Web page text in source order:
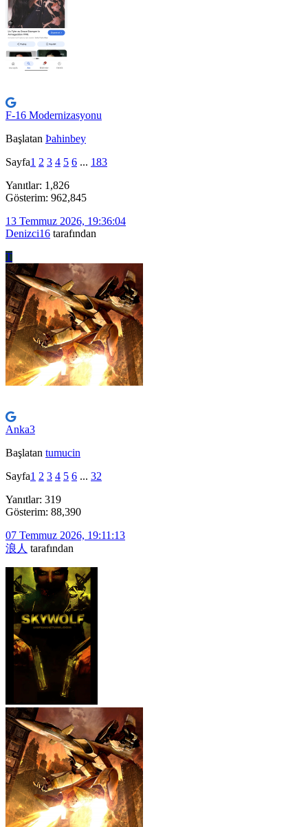
F-16 Modernizasyonu
Başlatan Þahinbey
Sayfa1 2 3 4 5 6 ... 183
Yanıtlar: 1,826
Gösterim: 962,845
13 Temmuz 2026, 19:36:04
Denizci16 tarafından
T
Anka3
Başlatan tumucin
Sayfa1 2 3 4 5 6 ... 32
Yanıtlar: 319
Gösterim: 88,390
07 Temmuz 2026, 19:11:13
浪人 tarafından